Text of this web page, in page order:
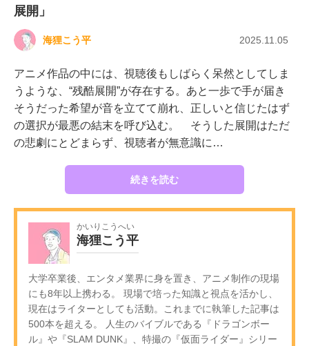
展開」
海狸こう平 2025.11.05
アニメ作品の中には、視聴後もしばらく呆然としてしま
うような、“残酷展開”が存在する。あと一歩で手が届き
そうだった希望が音を立てて崩れ、正しいと信じたはず
の選択が最悪の結末を呼び込む。 そうした展開はただ
の悲劇にとどまらず、視聴者が無意識に…
続きを読む
かいりこうへい
海狸こう平
大学卒業後、エンタメ業界に身を置き、アニメ制作の現場
にも8年以上携わる。 現場で培った知識と視点を活かし、
現在はライターとしても活動。これまでに執筆した記事は
500本を超える。 人生のバイブルである『ドラゴンボー
ル』や『SLAM DUNK』、特撮の『仮面ライダー』シリー